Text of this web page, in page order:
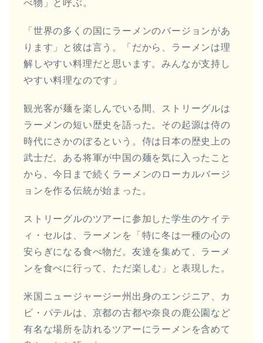
べ物」と呼ぶ。
「世界の多くの国にラーメンのバージョンがあ
ります」と彼は言う。「だから、ラーメンは理
解しやすい料理だと思います。みんなが支持し
やすい料理なのです」
観光客が麺を楽しんでいる間、ストリーグルは
ラーメンの短い歴史を語った。その起源は侍の
時代にさかのぼるという。侍は日本の歴史上の
武士だ。ある将軍が中国の麺を気に入ったこと
から、今日まで続くラーメンのローカルバージ
ョンを作る伝統が始まった。
ストリーグルのツアーに参加した学生のケイテ
ィ・セルは、ラーメンを「特に冬は一種の心の
安らぎになる食べ物だ。友達を集めて、ラーメ
ンを食べに行って、ただ楽しむ」と表現した。
米国ニュージャージー州出身のエンジニア、カ
ビ・パテルは、京都の古都や奈良の鹿公園など
有名な場所を訪れるツアーにラーメンを含めて